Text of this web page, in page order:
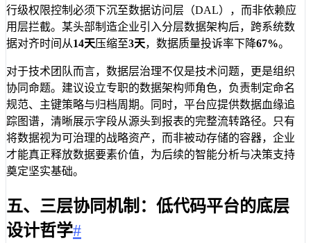
行级权限控制必须下沉至数据访问层（DAL），而非依赖应
用层拦截。某头部制造企业引入分层数据架构后，跨系统数
据对齐时间从14天压缩至3天，数据质量投诉率下降67%。
对于技术团队而言，数据层治理不仅是技术问题，更是组织
协同命题。建议设立专职的数据架构师角色，负责制定命名
规范、主键策略与归档周期。同时，平台应提供数据血缘追
踪图谱，清晰展示字段从源头到报表的完整流转路径。只有
将数据视为可治理的战略资产，而非被动存储的容器，企业
才能真正释放数据要素价值，为后续的智能分析与决策支持
奠定坚实基础。
五、三层协同机制：低代码平台的底层
设计哲学#